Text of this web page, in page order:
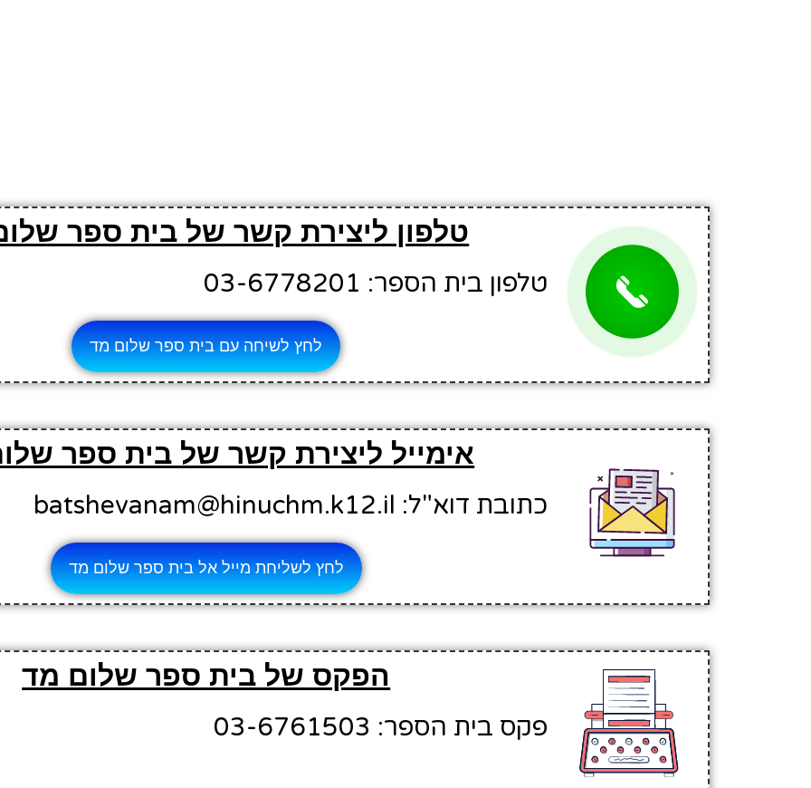
טלפון ליצירת קשר של בית ספר
טלפון בית הספר: 03-6778201
לחץ לשיחה עם בית ספר שלום מד
אימייל ליצירת קשר של בית ספר
כתובת דוא"ל: batshevanam@hinuchm.k12.il
לחץ לשליחת מייל אל בית ספר שלום מד
הפקס של בית ספר שלום מד
פקס בית הספר: 03-6761503